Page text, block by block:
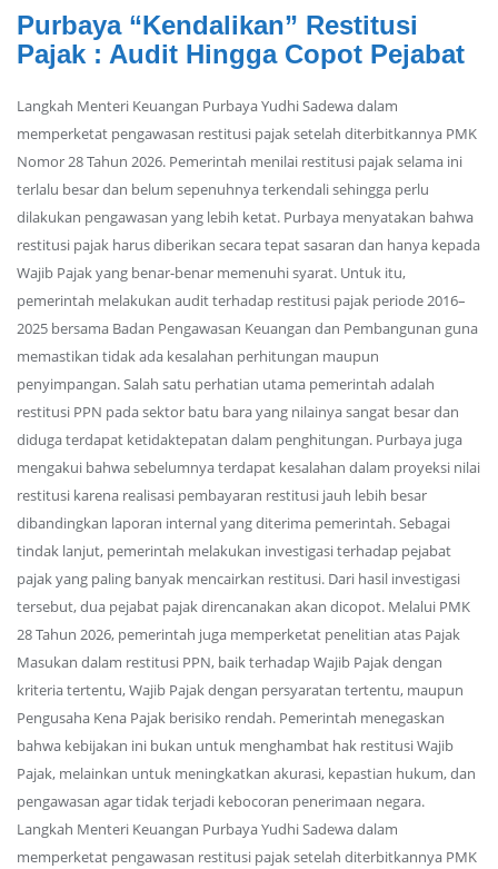
Purbaya “Kendalikan” Restitusi
Pajak : Audit Hingga Copot Pejabat
Langkah Menteri Keuangan Purbaya Yudhi Sadewa dalam
memperketat pengawasan restitusi pajak setelah diterbitkannya PMK
Nomor 28 Tahun 2026. Pemerintah menilai restitusi pajak selama ini
terlalu besar dan belum sepenuhnya terkendali sehingga perlu
dilakukan pengawasan yang lebih ketat. Purbaya menyatakan bahwa
restitusi pajak harus diberikan secara tepat sasaran dan hanya kepada
Wajib Pajak yang benar-benar memenuhi syarat. Untuk itu,
pemerintah melakukan audit terhadap restitusi pajak periode 2016–
2025 bersama Badan Pengawasan Keuangan dan Pembangunan guna
memastikan tidak ada kesalahan perhitungan maupun
penyimpangan. Salah satu perhatian utama pemerintah adalah
restitusi PPN pada sektor batu bara yang nilainya sangat besar dan
diduga terdapat ketidaktepatan dalam penghitungan. Purbaya juga
mengakui bahwa sebelumnya terdapat kesalahan dalam proyeksi nilai
restitusi karena realisasi pembayaran restitusi jauh lebih besar
dibandingkan laporan internal yang diterima pemerintah. Sebagai
tindak lanjut, pemerintah melakukan investigasi terhadap pejabat
pajak yang paling banyak mencairkan restitusi. Dari hasil investigasi
tersebut, dua pejabat pajak direncanakan akan dicopot. Melalui PMK
28 Tahun 2026, pemerintah juga memperketat penelitian atas Pajak
Masukan dalam restitusi PPN, baik terhadap Wajib Pajak dengan
kriteria tertentu, Wajib Pajak dengan persyaratan tertentu, maupun
Pengusaha Kena Pajak berisiko rendah. Pemerintah menegaskan
bahwa kebijakan ini bukan untuk menghambat hak restitusi Wajib
Pajak, melainkan untuk meningkatkan akurasi, kepastian hukum, dan
pengawasan agar tidak terjadi kebocoran penerimaan negara.
Langkah Menteri Keuangan Purbaya Yudhi Sadewa dalam
memperketat pengawasan restitusi pajak setelah diterbitkannya PMK